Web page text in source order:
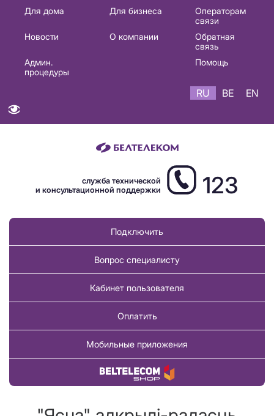
Основная
навигация
Для дома Для бизнеса
Операторам
связи
Новости
О компании
Обратная
связь
Админ.
процедуры
Помощь
RU BE EN
служба технической
и консультационной поддержки
123
Подключить
Вопрос специалисту
Кабинет пользователя
Оплатить
Мобильные приложения
Купить товар